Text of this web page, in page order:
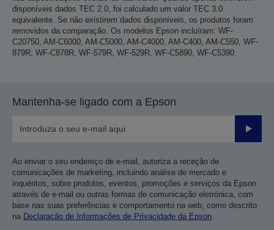
disponíveis dados TEC 2.0, foi calculado um valor TEC 3.0
equivalente. Se não existirem dados disponíveis, os produtos foram
removidos da comparação. Os modelos Epson incluíram: WF-
C20750, AM-C6000, AM-C5000, AM-C4000, AM-C400, AM-C550, WF-
879R, WF-C878R, WF-579R, WF-529R, WF-C5890, WF-C5390.
Mantenha-se ligado com a Epson
Enviar
Ao enviar o seu endereço de e-mail, autoriza a receção de
comunicações de marketing, incluindo análise de mercado e
inquéritos, sobre produtos, eventos, promoções e serviços da Epson
através de e-mail ou outras formas de comunicação eletrónica, com
base nas suas preferências e comportamento na web, como descrito
na Declaração de Informações de Privacidade da Epson.